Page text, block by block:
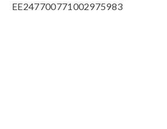
EE247700771002975983